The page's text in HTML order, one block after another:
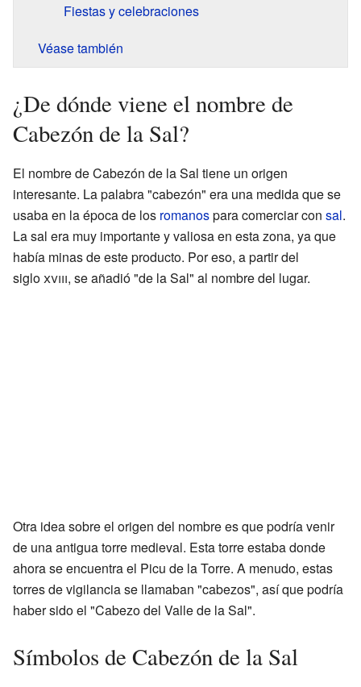
Fiestas y celebraciones
Véase también
¿De dónde viene el nombre de
Cabezón de la Sal?
El nombre de Cabezón de la Sal tiene un origen
interesante. La palabra "cabezón" era una medida que se
usaba en la época de los romanospara comerciar con sal.
La sal era muy importante y valiosa en esta zona, ya que
había minas de este producto. Por eso, a partir del
sigloxviii, se añadió "de la Sal" al nombre del lugar.
Otra idea sobre el origen del nombre es que podría venir
de una antigua torre medieval. Esta torre estaba donde
ahora se encuentra el Picu de la Torre. A menudo, estas
torres de vigilancia se llamaban "cabezos", así que podría
haber sido el "Cabezo del Valle de la Sal".
Símbolos de Cabezón de la Sal